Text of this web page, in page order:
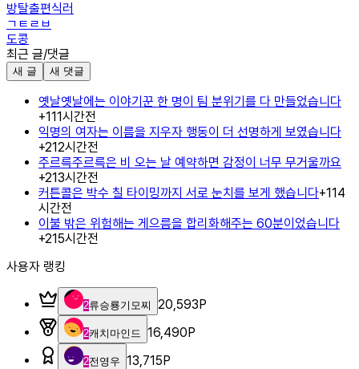
방탈출편식러
ㄱㅌㄹㅂ
도콩
최근 글/댓글
새 글 새 댓글
옛날옛날에는 이야기꾼 한 명이 팀 분위기를 다 만들었습니다
+111시간전
익명의 여자는 이름을 지우자 행동이 더 선명하게 보였습니다
+212시간전
주르륵주르륵은 비 오는 날 예약하면 감정이 너무 무거울까요
+213시간전
커튼콜은 박수 칠 타이밍까지 서로 눈치를 보게 했습니다+114
시간전
이불 밖은 위험해는 게으름을 합리화해주는 60분이었습니다
+215시간전
사용자 랭킹
2류승룡기모찌 20,593P
2캐치마인드 16,490P
2전영우 13,715P